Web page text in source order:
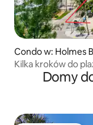
Condo w: Holmes
Kilka kroków do
TerraceDomy